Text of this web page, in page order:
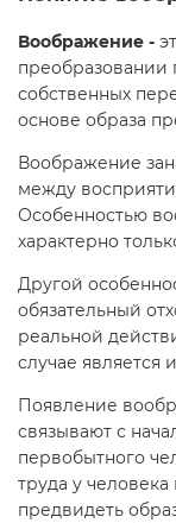
Воображение -
преобразовании
собственных
основе образа
Воображение
между
Особенностью
характерно
Другой
обязательный
реальной
случае является
Появление
связывают с
первобытного
труда у
предвидеть